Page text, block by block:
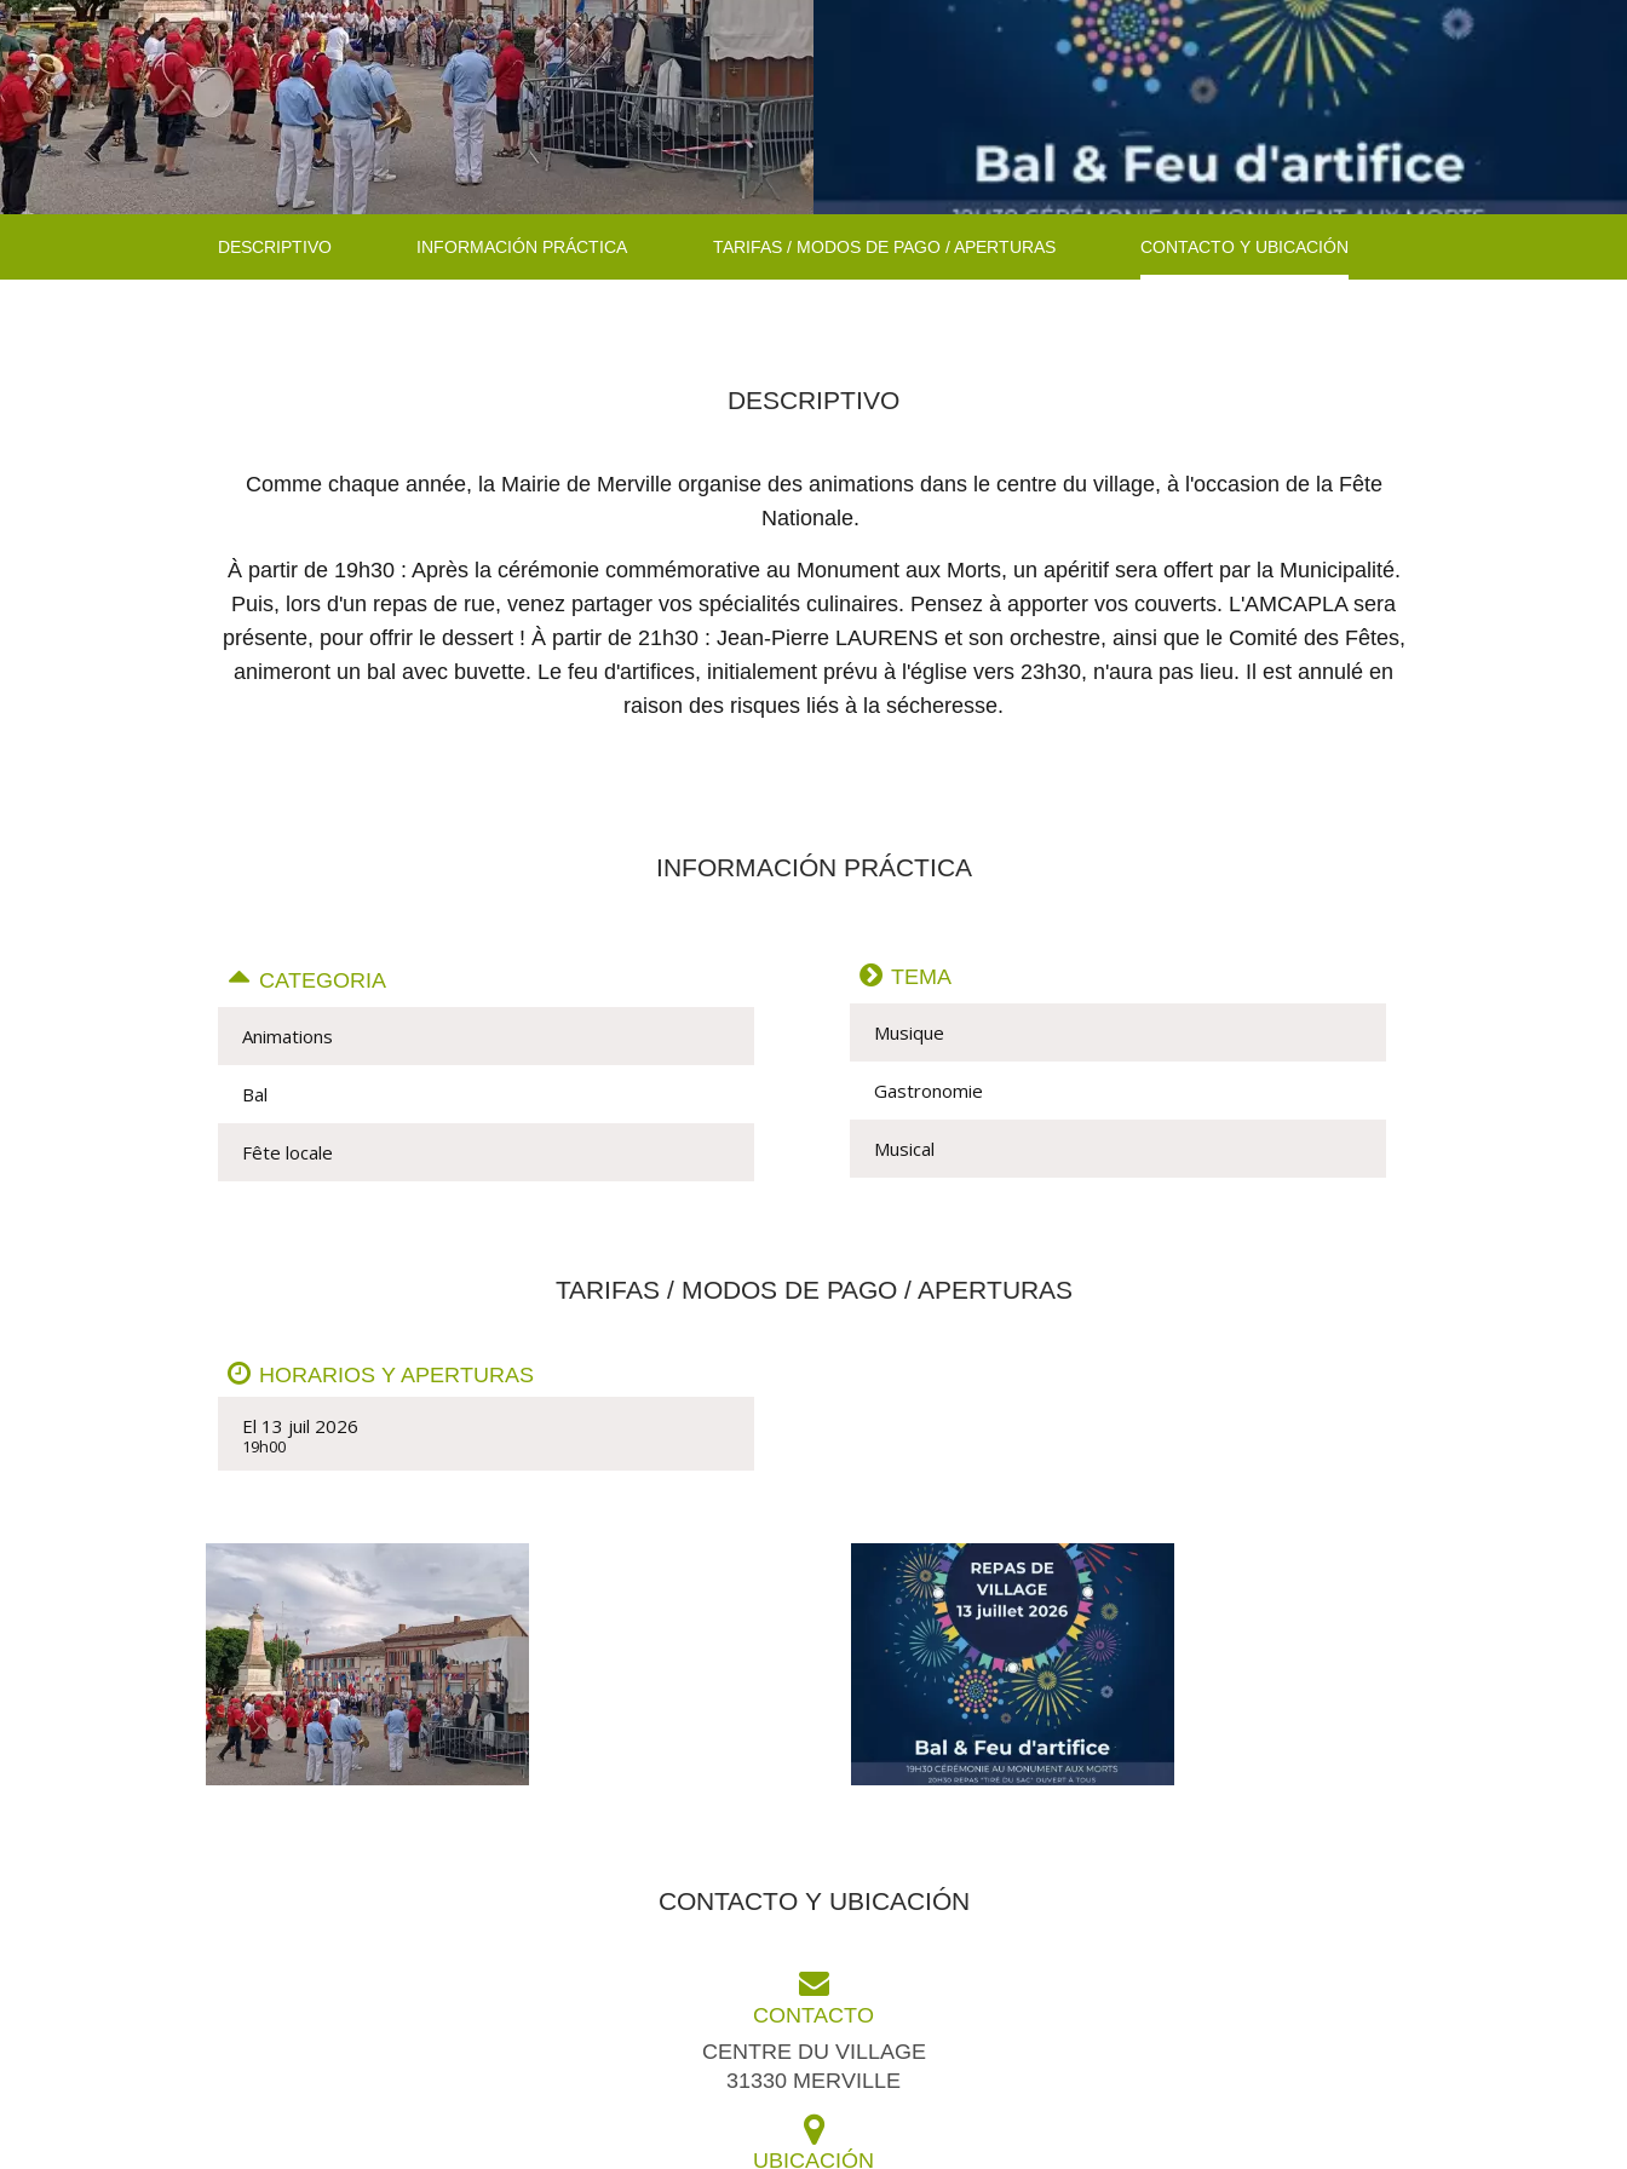
DESCRIPTIVO INFORMACIÓN PRÁCTICA TARIFAS / MODOS DE PAGO / APERTURAS CONTACTO Y UBICACIÓN
DESCRIPTIVO
Comme chaque année, la Mairie de Merville organise des animations dans le centre du village, à l'occasion de la Fête
Nationale.
À partir de 19h30 : Après la cérémonie commémorative au Monument aux Morts, un apéritif sera offert par la Municipalité.
Puis, lors d'un repas de rue, venez partager vos spécialités culinaires. Pensez à apporter vos couverts. L'AMCAPLA sera
présente, pour offrir le dessert ! À partir de 21h30 : Jean-Pierre LAURENS et son orchestre, ainsi que le Comité des Fêtes,
animeront un bal avec buvette. Le feu d'artifices, initialement prévu à l'église vers 23h30, n'aura pas lieu. Il est annulé en
raison des risques liés à la sécheresse.
INFORMACIÓN PRÁCTICA
CATEGORIA
Animations
Bal
Fête locale
TEMA
Musique
Gastronomie
Musical
TARIFAS / MODOS DE PAGO / APERTURAS
HORARIOS Y APERTURAS
El 13 juil 2026
19h00
CONTACTO Y UBICACIÓN
CONTACTO
CENTRE DU VILLAGE
31330 MERVILLE
UBICACIÓN